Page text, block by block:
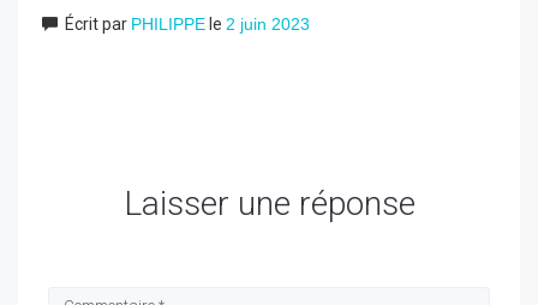
Écrit par PHILIPPE le 2 juin 2023
Laisser une réponse